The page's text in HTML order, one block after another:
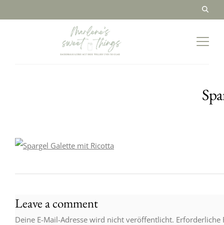
Leave a comment
Deine E-Mail-Adresse wird nicht veröffentlicht.